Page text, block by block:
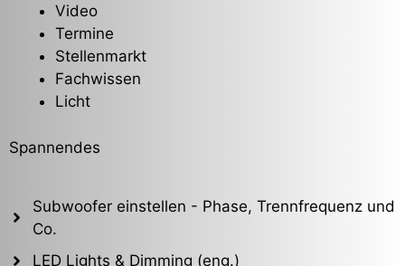
Video
Termine
Stellenmarkt
Fachwissen
Licht
Spannendes
Subwoofer einstellen - Phase, Trennfrequenz und
Co.
LED Lights & Dimming (eng.)